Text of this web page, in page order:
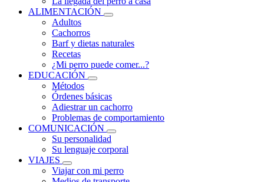
ALIMENTACIÓN
Adultos
Cachorros
Barf y dietas naturales
Recetas
¿Mi perro puede comer...?
EDUCACIÓN
Métodos
Órdenes básicas
Adiestrar un cachorro
Problemas de comportamiento
COMUNICACIÓN
Su personalidad
Su lenguaje corporal
VIAJES
Viajar con mi perro